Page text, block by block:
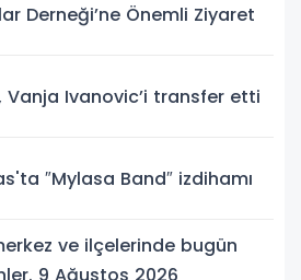
Derneği’ne Önemli Ziyaret
Vanja Ivanovic’i transfer etti
″Mylasa Band″ izdihamı
ve ilçelerinde bugün